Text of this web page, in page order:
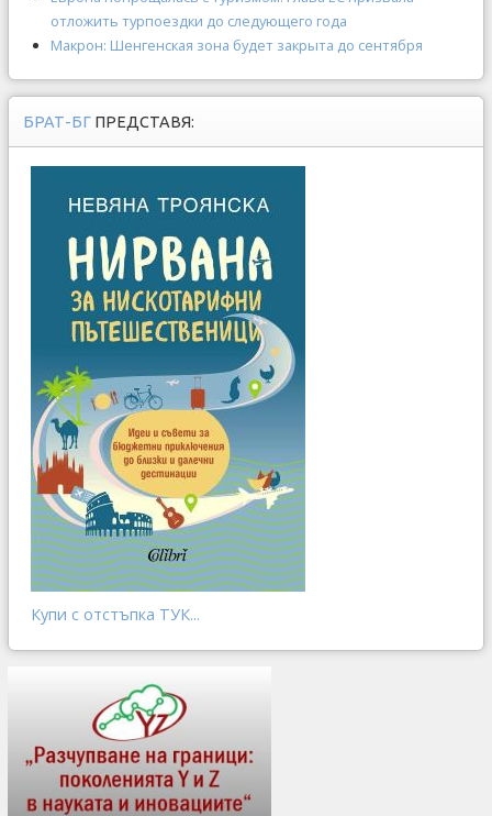
отложить турпоездки до следующего года
Макрон: Шенгенская зона будет закрыта до сентября
БРАТ-БГ ПРЕДСТАВЯ:
Купи с отстъпка ТУК...